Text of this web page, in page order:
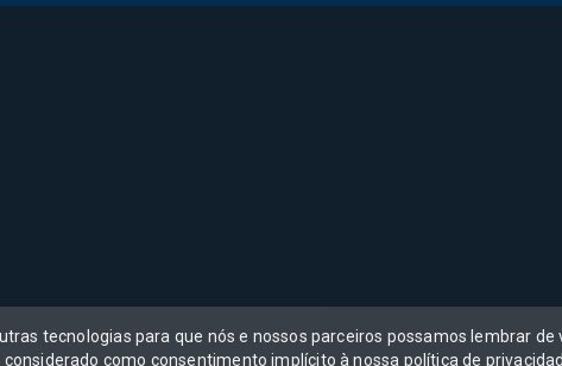
tecnologias para que nós e nossos parceiros possamos lembrar
como consentimento implícito à nossa política de